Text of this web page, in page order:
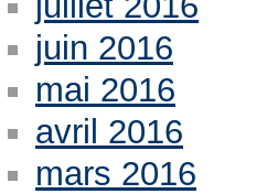
juin 2016
mai 2016
avril 2016
mars 2016